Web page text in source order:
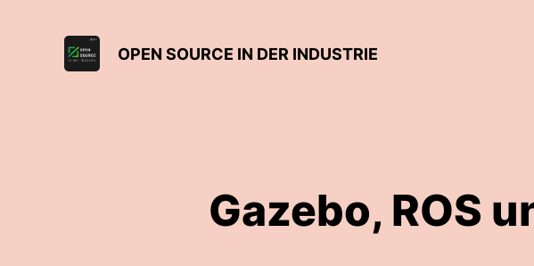
OPEN SOURCE IN DER INDUSTRIE
Gazebo, ROS